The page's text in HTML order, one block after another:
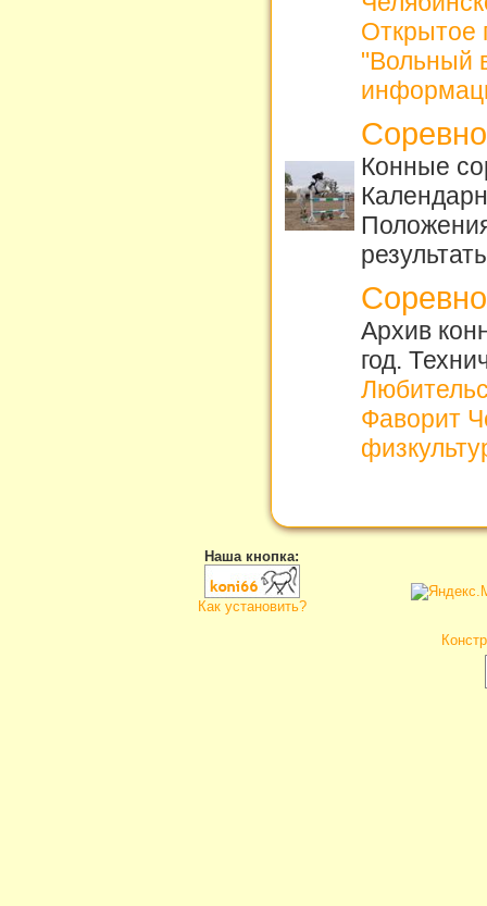
Открытое
"Вольный
Конные
Архив
год.
Фаворит
Наша кнопка:
Как установить?